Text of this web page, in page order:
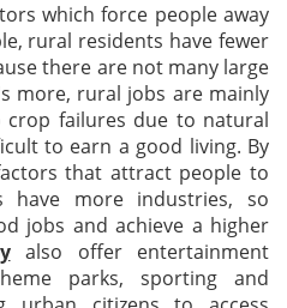
which force people away
rural residents have fewer
there are not many large
more, rural jobs are mainly
failures due to natural
to earn a good living. By
that attract people to
have more industries, so
jobs and achieve a higher
also offer entertainment
parks, sporting and